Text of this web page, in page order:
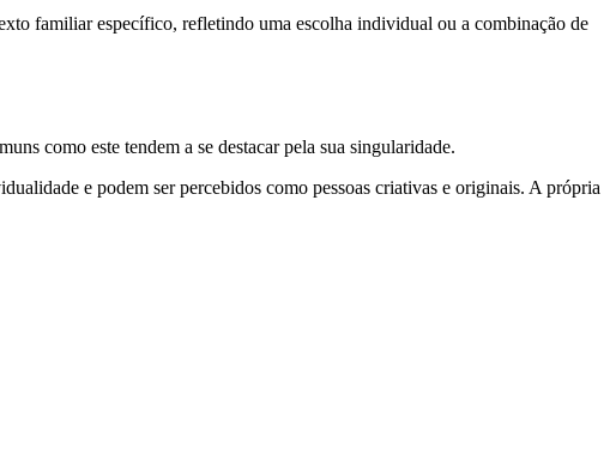
familiar específico, refletindo uma escolha individual ou a combinação de
como este tendem a se destacar pela sua singularidade.
e podem ser percebidos como pessoas criativas e originais. A própria